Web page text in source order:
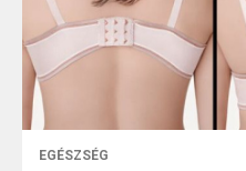
EGÉSZSÉG